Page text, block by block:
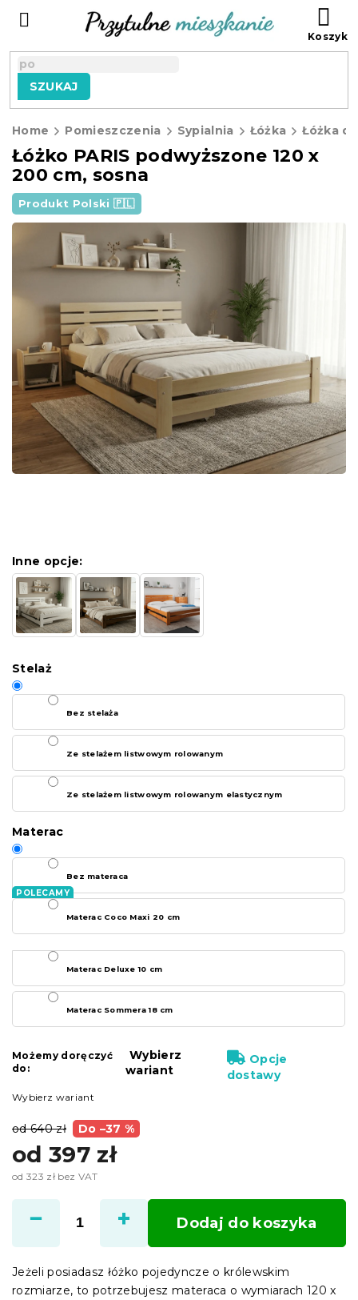
SZUKAJ
Home Pomieszczenia Sypialnia Łóżka Łóżka
Łóżko PARIS podwyższone 120 x
200 cm, sosna
Produkt Polski 🇵🇱
od 640 zł Do –37 %
od 397 zł
od 323 zł bez VAT
jednostkowa:
Wybierz wariant
Inne opcje:
Stelaż
Bez stelaża
Ze stelażem listwowym rolowanym
Ze stelażem listwowym rolowanym elastycznym
Materac
Bez materaca
Materac Coco Maxi 20 cm
Materac Deluxe 10 cm
Materac Sommera 18 cm
Możemy doręczyć
do:
Wybierz
wariant
Opcje
dostawy
Dodaj do koszyka
Jeżeli posiadasz łóżko pojedyncze o królewskim
rozmiarze, to potrzebujesz materaca o wymiarach 120 x